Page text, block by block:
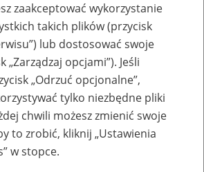
"Wymagania dla oprogramowania
Gabinetowe (e-Zwolnienia)"
zaakceptować wykorzystanie
takich plików (przycisk
lub dostosować swoje
„Zarządzaj opcjami”). Jeśli
„Odrzuć opcjonalne”,
tylko niezbędne pliki
chwili możesz zmienić swoje
to zrobić, kliknij „Ustawienia
w stopce.